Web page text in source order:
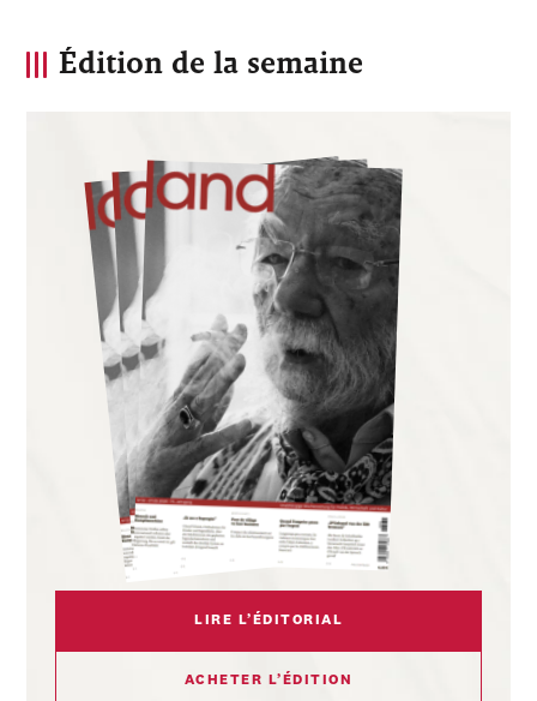
Édition de la semaine
LIRE L’ÉDITORIAL
ACHETER L’ÉDITION